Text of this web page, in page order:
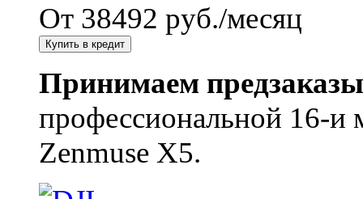
От 38492 руб./месяц
Принимаем предзаказы
профессиональной 16-и
Zenmuse X5.